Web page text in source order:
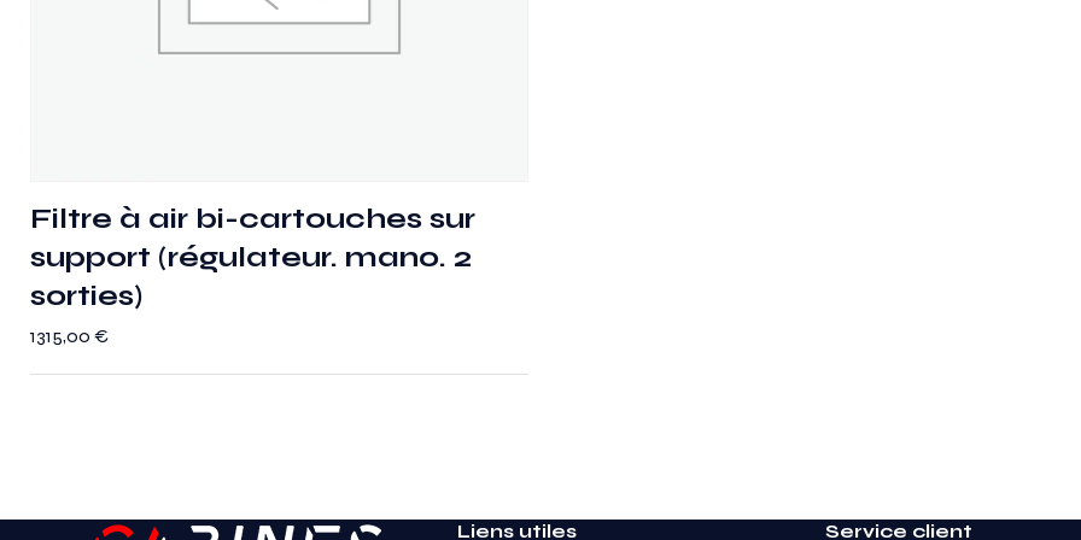
Filtre à air bi-cartouches sur
support (régulateur. mano. 2
sorties)
1315,00€
Liens utiles Service client